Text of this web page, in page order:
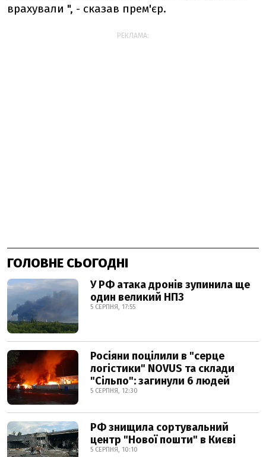
врахували ", - сказав прем'єр.
РЕКЛАМА:
ГОЛОВНЕ СЬОГОДНІ
У РФ атака дронів зупинила ще
один великий НПЗ
5 СЕРПНЯ, 17:55
Росіяни поцілили в "серце
логістики" NOVUS та склади
"Сільпо": загинули 6 людей
5 СЕРПНЯ, 12:30
РФ знищила сортувальний
центр "Нової пошти" в Києві
5 СЕРПНЯ, 10:10